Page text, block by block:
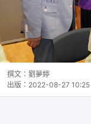
撰文： 劉夢婷
出版： 2022-08-27 10:25